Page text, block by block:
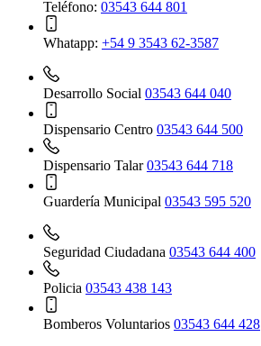
Teléfono: 03543 644 801
Whatapp: +54 9 3543 62-3587
Desarrollo Social 03543 644 040
Dispensario Centro 03543 644 500
Dispensario Talar03543 644 718
Guardería Municipal 03543 595 520
Seguridad Ciudadana 03543 644 400
Policia 03543 438 143
Bomberos Voluntarios 03543 644 428